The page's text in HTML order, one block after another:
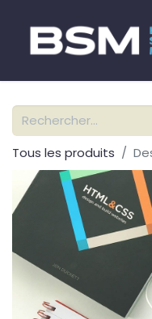
Tous les produits